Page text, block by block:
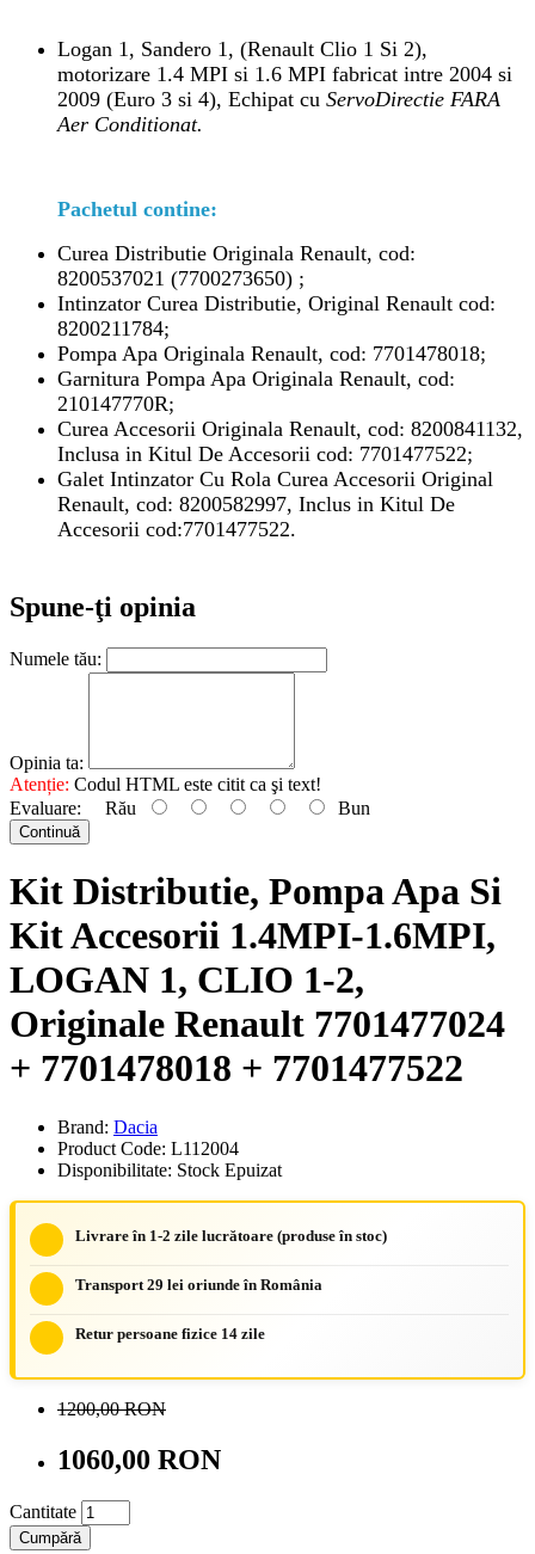
Logan 1, Sandero 1, (Renault Clio 1 Si 2),
motorizare 1.4 MPI si 1.6 MPI fabricat intre 2004 si
2009 (Euro 3 si 4), Echipat cu ServoDirectie FARA
Aer Conditionat.
Pachetul contine:
Curea Distributie Originala Renault, cod:
8200537021 (7700273650) ;
Intinzator Curea Distributie, Original Renault cod:
8200211784;
Pompa Apa Originala Renault, cod: 7701478018;
Garnitura Pompa Apa Originala Renault, cod:
210147770R;
Curea Accesorii Originala Renault, cod: 8200841132,
Inclusa in Kitul De Accesorii cod: 7701477522;
Galet Intinzator Cu Rola Curea Accesorii Original
Renault, cod: 8200582997, Inclus in Kitul De
Accesorii cod:7701477522.
Spune-ţi opinia
Numele tău:
Opinia ta:
Atenție: Codul HTML este citit ca şi text!
Evaluare: Rău Bun
Continuă
Kit Distributie, Pompa Apa Si
Kit Accesorii 1.4MPI-1.6MPI,
LOGAN 1, CLIO 1-2,
Originale Renault 7701477024
+ 7701478018 + 7701477522
Brand: Dacia
Product Code: L112004
Disponibilitate: Stock Epuizat
Livrare în 1-2 zile lucrătoare (produse în stoc)
Transport 29 lei oriunde în România
Retur persoane fizice 14 zile
1200,00 RON
1060,00 RON
Cantitate
Cumpără